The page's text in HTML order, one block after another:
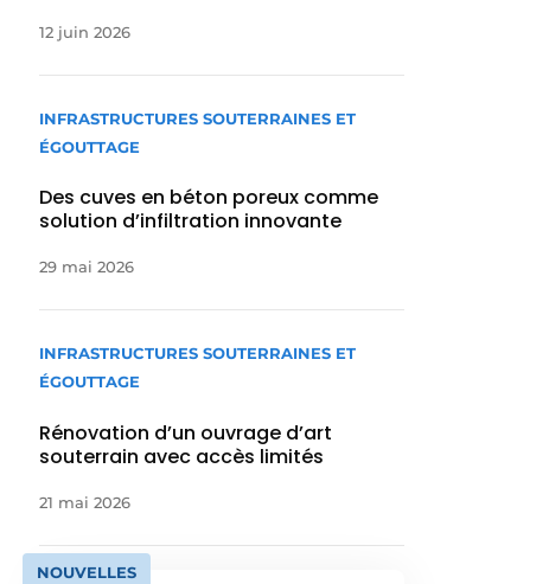
12 juin 2026
INFRASTRUCTURES SOUTERRAINES ET
ÉGOUTTAGE
Des cuves en béton poreux comme
solution d’infiltration innovante
29 mai 2026
INFRASTRUCTURES SOUTERRAINES ET
ÉGOUTTAGE
Rénovation d’un ouvrage d’art
souterrain avec accès limités
21 mai 2026
NOUVELLES